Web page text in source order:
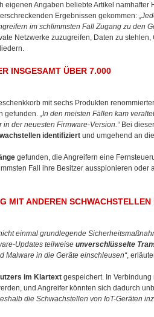
eigenen Angaben beliebte Artikel namhafter
Ergebnissen gekommen:
im schlimmsten Fall Zugang zu den
Netzwerke zuzugreifen, Daten zu stehlen,
INSGESAMT ÜBER 7.000
mit sechs Produkten
gefunden. „In den meisten Fällen kam
der neuesten Firmware-Version.“Bei dieser
identifiziert und umgehend an
gefunden, die Angreifern eine
Fall ihre Besitzer ausspionieren oder
MIT ANDEREN SCHWACHSTELLEN
einmal grundlegende
Updates teilweise unverschlüsselte
Malware in die Geräte einschleusen“,
im Klartext gespeichert. In Verbindung
und Angreifer könnten sich dadurch
die Schwachstellen von IoT-Geräten